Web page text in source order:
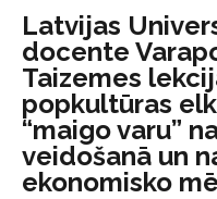
Latvijas
docente
Taizemes
popkultūras
“maigo varu”
veidošanā un
ekonomisko